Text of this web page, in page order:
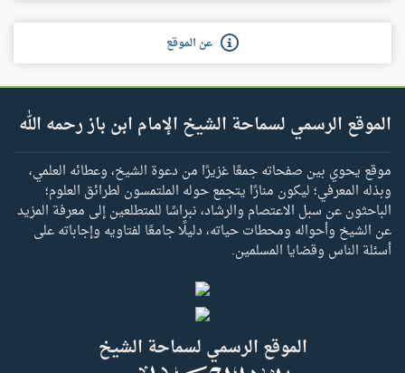
عن الموقع
الموقع الرسمي لسماحة الشيخ الإمام ابن باز رحمه الله
موقع يحوي بين صفحاته جمعًا غزيرًا من دعوة الشيخ، وعطائه العلمي،
وبذله المعرفي؛ ليكون منارًا يتجمع حوله الملتمسون لطرائق العلوم؛
الباحثون عن سبل الاعتصام والرشاد، نبراسًا للمتطلعين إلى معرفة المزيد
عن الشيخ وأحواله ومحطات حياته، دليلًا جامعًا لفتاويه وإجاباته على
أسئلة الناس وقضايا المسلمين.
الموقع الرسمي لسماحة الشيخ